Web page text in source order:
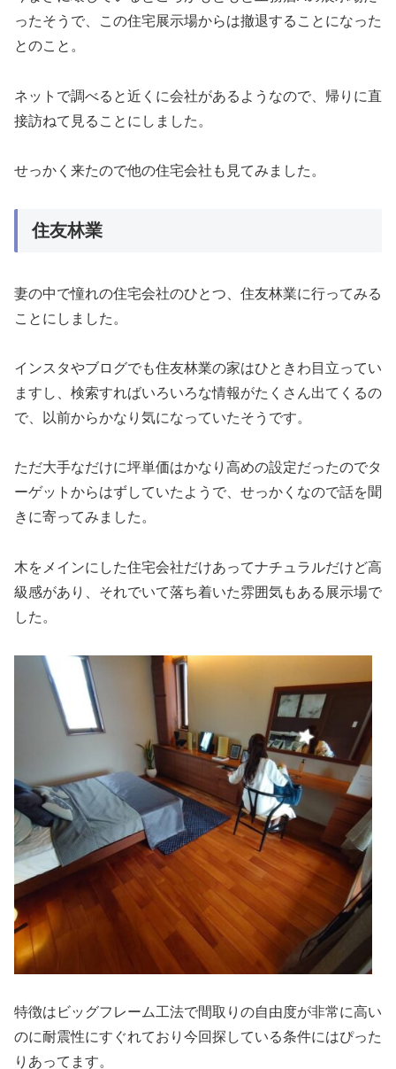
ったそうで、この住宅展示場からは撤退することになった
とのこと。
ネットで調べると近くに会社があるようなので、帰りに直
接訪ねて見ることにしました。
せっかく来たので他の住宅会社も見てみました。
住友林業
妻の中で憧れの住宅会社のひとつ、住友林業に行ってみる
ことにしました。
インスタやブログでも住友林業の家はひときわ目立ってい
ますし、検索すればいろいろな情報がたくさん出てくるの
で、以前からかなり気になっていたそうです。
ただ大手なだけに坪単価はかなり高めの設定だったのでタ
ーゲットからはずしていたようで、せっかくなので話を聞
きに寄ってみました。
木をメインにした住宅会社だけあってナチュラルだけど高
級感があり、それでいて落ち着いた雰囲気もある展示場で
した。
特徴はビッグフレーム工法で間取りの自由度が非常に高い
のに耐震性にすぐれており今回探している条件にはぴった
りあってます。